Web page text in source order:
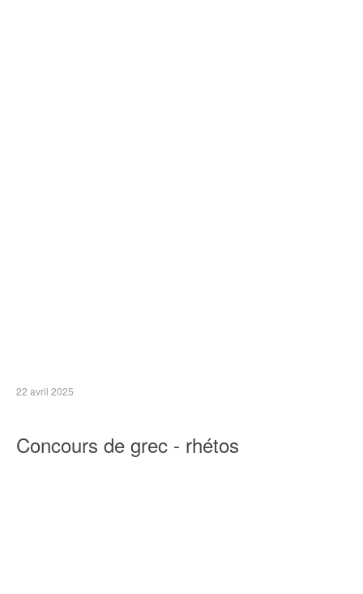
22 avril 2025
Concours de grec - rhétos